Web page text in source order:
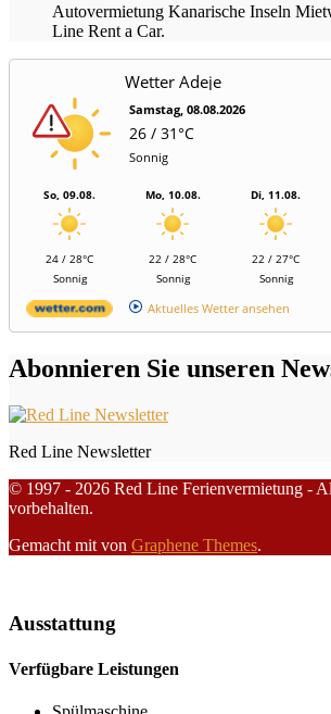
Autovermietung Kanarische Inseln
Line Rent a Car.
Wetter Adeje
Samstag, 08.08.2026
26 / 31°C
Sonnig
So, 09.08.
24 / 28°C
Sonnig
Mo, 10.08.
22 / 28°C
Sonnig
Di, 11.08.
22 / 27°C
Sonnig
Aktuelles Wetter ansehen
Abonnieren Sie unseren
Red Line Newsletter
© 1997 - 2026 Red Line Ferienvermietung -
vorbehalten.
Gemacht mit von Graphene Themes.
Ausstattung
Verfügbare Leistungen